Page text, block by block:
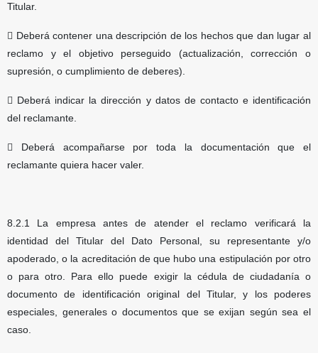
Titular.
 Deberá contener una descripción de los hechos que dan lugar al
reclamo y el objetivo perseguido (actualización, corrección o
supresión, o cumplimiento de deberes).
 Deberá indicar la dirección y datos de contacto e identificación
del reclamante.
 Deberá acompañarse por toda la documentación que el
reclamante quiera hacer valer.
8.2.1 La empresa antes de atender el reclamo verificará la
identidad del Titular del Dato Personal, su representante y/o
apoderado, o la acreditación de que hubo una estipulación por otro
o para otro. Para ello puede exigir la cédula de ciudadanía o
documento de identificación original del Titular, y los poderes
especiales, generales o documentos que se exijan según sea el
caso.